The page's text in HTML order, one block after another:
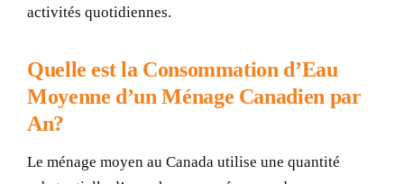
activités quotidiennes.
Quelle est la Consommation d’Eau
Moyenne d’un Ménage Canadien par
An?
Le ménage moyen au Canada utilise une quantité